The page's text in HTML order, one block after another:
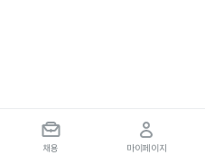
채용 마이페이지